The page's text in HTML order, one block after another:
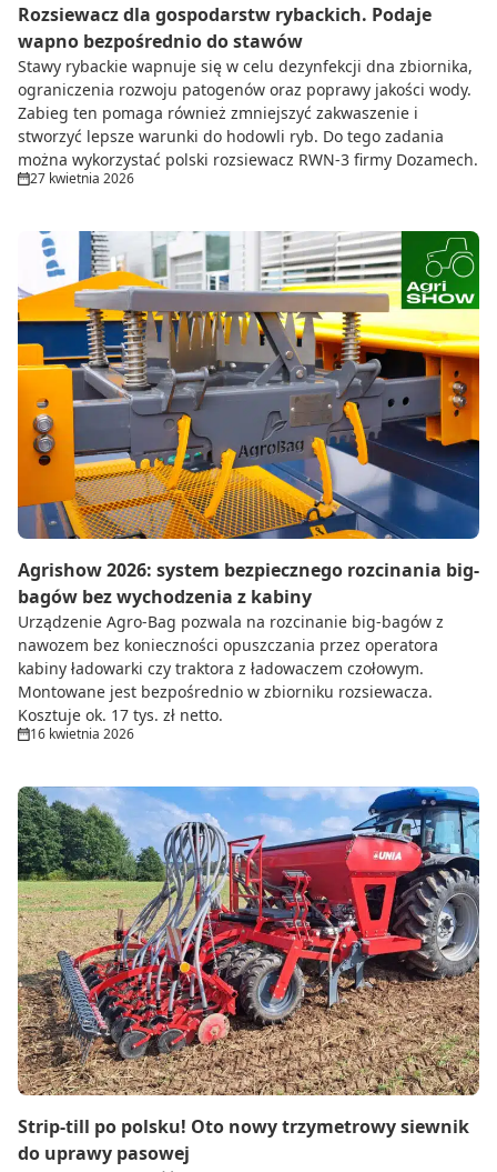
Rozsiewacz dla gospodarstw rybackich. Podaje
wapno bezpośrednio do stawów
Stawy rybackie wapnuje się w celu dezynfekcji dna zbiornika,
ograniczenia rozwoju patogenów oraz poprawy jakości wody.
Zabieg ten pomaga również zmniejszyć zakwaszenie i
stworzyć lepsze warunki do hodowli ryb. Do tego zadania
można wykorzystać polski rozsiewacz RWN-3 firmy Dozamech.
27 kwietnia 2026
Agrishow 2026: system bezpiecznego rozcinania big-
bagów bez wychodzenia z kabiny
Urządzenie Agro-Bag pozwala na rozcinanie big-bagów z
nawozem bez konieczności opuszczania przez operatora
kabiny ładowarki czy traktora z ładowaczem czołowym.
Montowane jest bezpośrednio w zbiorniku rozsiewacza.
Kosztuje ok. 17 tys. zł netto.
16 kwietnia 2026
Strip-till po polsku! Oto nowy trzymetrowy siewnik
do uprawy pasowej